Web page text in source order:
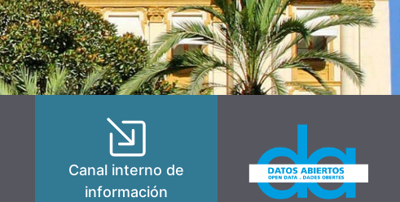
Canal interno de
información